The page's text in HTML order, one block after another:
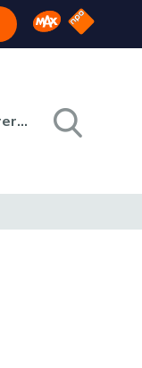
Omroep MAX
NPO
Registreren